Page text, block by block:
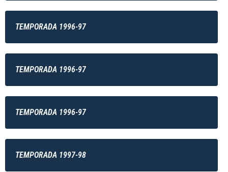
TEMPORADA 1996-97
TEMPORADA 1996-97
TEMPORADA 1996-97
TEMPORADA 1997-98